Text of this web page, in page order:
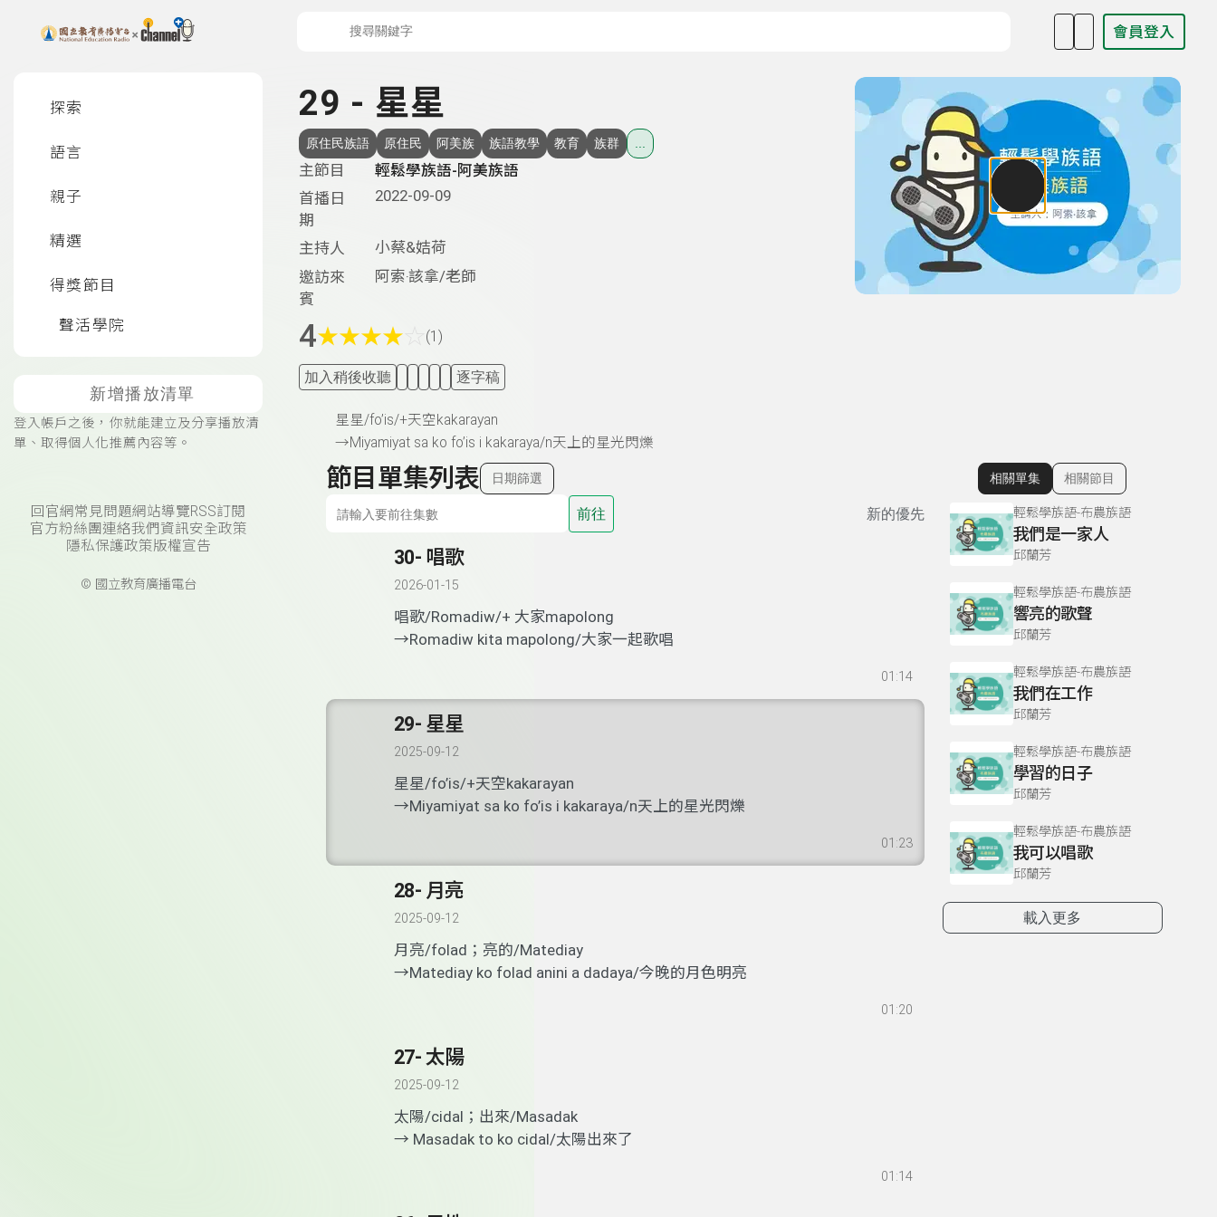
上方功能區塊 會員登入
探索
語言
親子
精選
得獎節目
聲活學院
新增播放清單
登入帳戶之後，你就能建立及分享播放清
單、取得個人化推薦內容等。
回官網常見問題網站導覽RSS訂閱
官方粉絲團連絡我們 資訊安全政策
隱私保護政策版權宣告
© 國立教育廣播電台
29 - 星星
原住民族語 原住民 阿美族 族語教學 教育 族群
主節目
輕鬆學族語-阿美族語
首播日
期
2022-09-09
主持人
小蔡&姞荷
邀訪來
賓
阿索‧該拿/老師
4★★★★ (1)
加入稍後收聽 逐字稿
星星/fo’is/+天空kakarayan
→Miyamiyat sa ko fo’is i kakaraya/n天上的星光閃爍
節目單集列表 日期篩選
前往 新的優先
30- 唱歌
2026-01-15
唱歌/Romadiw/+ 大家mapolong
→Romadiw kita mapolong/大家一起歌唱
01:14
29- 星星
2025-09-12
星星/fo’is/+天空kakarayan
→Miyamiyat sa ko fo’is i kakaraya/n天上的星光閃爍
01:23
28- 月亮
2025-09-12
月亮/folad ；亮的/Matediay
→Matediay ko folad anini a dadaya/今晚的月色明亮
01:20
27- 太陽
2025-09-12
太陽/cidal ；出來/Masadak
→ Masadak to ko cidal/太陽出來了
01:14
顯示相關單集
相關單集 相關節目
輕鬆學族語-布農族語
我們是一家人
邱蘭芳
輕鬆學族語-布農族語
響亮的歌聲
邱蘭芳
輕鬆學族語-布農族語
我們在工作
邱蘭芳
輕鬆學族語-布農族語
學習的日子
邱蘭芳
輕鬆學族語-布農族語
我可以唱歌
邱蘭芳
載入更多